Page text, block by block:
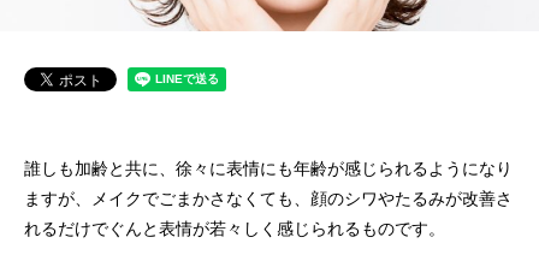
誰しも加齢と共に、徐々に表情にも年齢が感じられるようになり
ますが、メイクでごまかさなくても、顔のシワやたるみが改善さ
れるだけでぐんと表情が若々しく感じられるものです。